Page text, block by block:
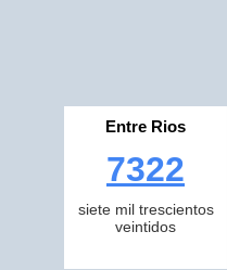
Entre Rios
7322
siete mil trescientos
veintidos